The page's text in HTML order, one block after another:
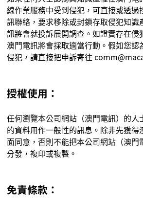
線作業服務中受到侵犯，可直接或透過
訊聯絡，要求移除或封鎖存取侵犯知識
訊將會就投訴展開調查。如證實存在侵
澳門電訊將會採取適當行動。假如您認
侵犯，請直接把申訴寄往
授權使用：
任何瀏覽本公司網站（澳門電訊）的人
的資料用作一般性的訊息。除非先獲得
面同意，否則不能把本公司網站（澳門
分發，複印或複製。
免責條款：